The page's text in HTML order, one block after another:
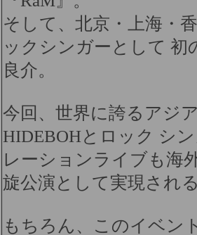
そして、北京・上海・
ックシンガーとして 初
良介。
今回、世界に誇るアジ
HIDEBOHとロック シ
レーションライブも海
旋公演として実現され
もちろん、このイベン